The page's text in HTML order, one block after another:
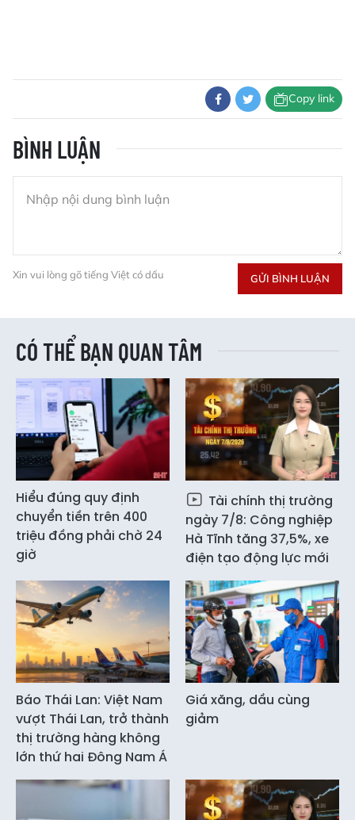
Copy link
BÌNH LUẬN
Xin vui lòng gõ tiếng Việt có dấu GỬI BÌNH LUẬN
CÓ THỂ BẠN QUAN TÂM
Hiểu đúng quy định
chuyển tiền trên 400
triệu đồng phải chờ 24
giờ
Tài chính thị trường
ngày 7/8: Công nghiệp
Hà Tĩnh tăng 37,5%, xe
điện tạo động lực mới
Báo Thái Lan: Việt Nam
vượt Thái Lan, trở thành
thị trường hàng không
lớn thứ hai Đông Nam Á
Giá xăng, dầu cùng
giảm